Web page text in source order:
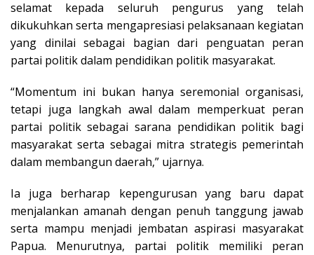
selamat kepada seluruh pengurus yang telah
dikukuhkan serta mengapresiasi pelaksanaan kegiatan
yang dinilai sebagai bagian dari penguatan peran
partai politik dalam pendidikan politik masyarakat.
“Momentum ini bukan hanya seremonial organisasi,
tetapi juga langkah awal dalam memperkuat peran
partai politik sebagai sarana pendidikan politik bagi
masyarakat serta sebagai mitra strategis pemerintah
dalam membangun daerah,” ujarnya.
Ia juga berharap kepengurusan yang baru dapat
menjalankan amanah dengan penuh tanggung jawab
serta mampu menjadi jembatan aspirasi masyarakat
Papua. Menurutnya, partai politik memiliki peran